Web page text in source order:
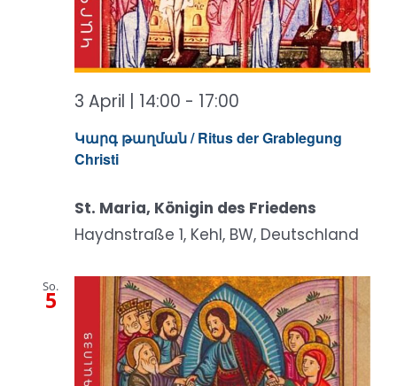
Կարգ թաղման / Ritus der Grablegung
Christi
3 April | 14:00 - 17:00
St. Maria, Königin des Friedens
Haydnstraße 1, Kehl, BW, Deutschland
So.
5